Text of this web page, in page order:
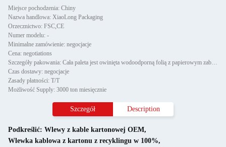
Miejsce pochodzenia: Chiny
Nazwa handlowa: XiaoLong Packaging
Orzecznictwo: FSC,CE
Numer modelu: -
Minimalne zamówienie: negocjacje
Cena: negotiations
Szczegóły pakowania: Cała paleta jest owinięta wodoodporną folią z papierowym zabezpieczeniem narożników i przymocowana d
Czas dostawy: negocjacje
Zasady płatności: T/T
Możliwość Supply: 3000 ton miesięcznie
Szczegół Description
Podkreślić: Wlewy z kable kartonowej OEM,
Wlewka kablowa z kartonu z recyklingu w 100%,